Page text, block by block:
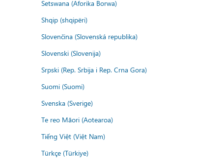
Setswana (Aforika Borwa)
Shqip (shqipëri)
Slovenčina (Slovenská republika)
Slovenski (Slovenija)
Srpski (Rep. Srbija i Rep. Crna Gora)
Suomi (Suomi)
Svenska (Sverige)
Te reo Māori (Aotearoa)
Tiếng Việt (Việt Nam)
Türkçe (Türkiye)